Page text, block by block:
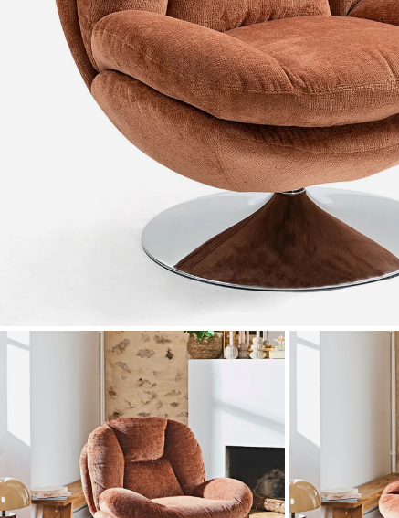
Zoomer sur l'image
Zoomer sur l'image Zoomer sur l'image